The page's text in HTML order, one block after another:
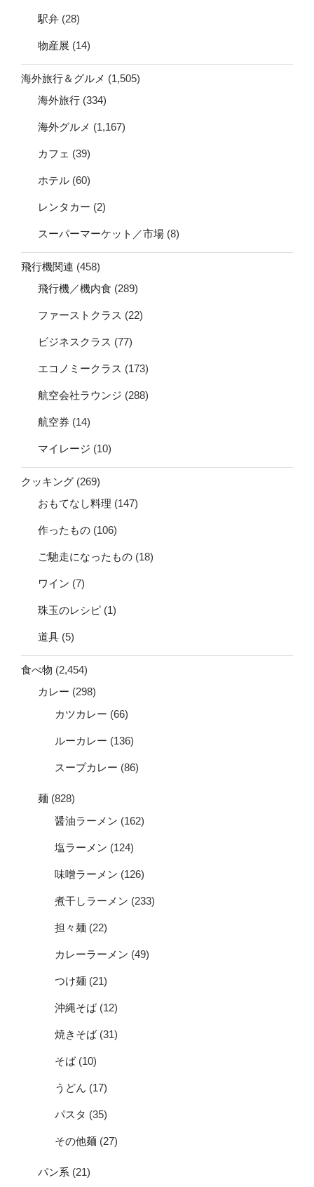
駅弁 (28)
物産展 (14)
海外旅行＆グルメ (1,505)
海外旅行 (334)
海外グルメ (1,167)
カフェ (39)
ホテル (60)
レンタカー (2)
スーパーマーケット／市場 (8)
飛行機関連 (458)
飛行機／機内食 (289)
ファーストクラス (22)
ビジネスクラス (77)
エコノミークラス (173)
航空会社ラウンジ (288)
航空券 (14)
マイレージ (10)
クッキング (269)
おもてなし料理 (147)
作ったもの (106)
ご馳走になったもの (18)
ワイン (7)
珠玉のレシピ (1)
道具 (5)
食べ物 (2,454)
カレー (298)
カツカレー (66)
ルーカレー (136)
スープカレー (86)
麺 (828)
醤油ラーメン (162)
塩ラーメン (124)
味噌ラーメン (126)
煮干しラーメン (233)
担々麺 (22)
カレーラーメン (49)
つけ麺 (21)
沖縄そば(12)
焼きそば(31)
そば(10)
うどん (17)
パスタ (35)
その他麺 (27)
パン系 (21)